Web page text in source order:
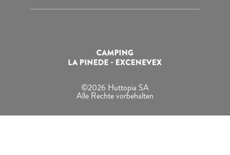
©2026 Huttopia SA
Alle Rechte vorbehalten